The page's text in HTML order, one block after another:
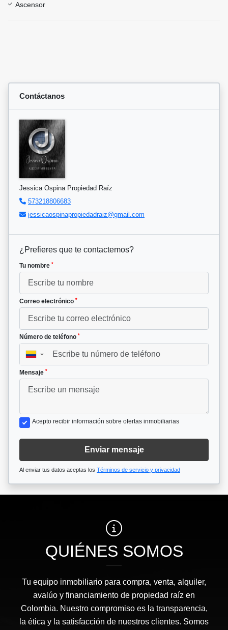
Ascensor
Contáctanos
Jessica Ospina Propiedad Raíz
573218806683
jessicaospinapropiedadraiz@gmail.com
¿Prefieres que te contactemos?
Tu nombre *
Correo electrónico *
Número de teléfono *
▼
Mensaje *
Acepto recibir información sobre ofertas inmobiliarias
Enviar mensaje
Al enviar tus datos aceptas los Términos de servicio y privacidad
QUIÉNES SOMOS
Tu equipo inmobiliario para compra, venta, alquiler,
avalúo y financiamiento de propiedad raíz en
Colombia. Nuestro compromiso es la transparencia,
la ética y la satisfacción de nuestros clientes. Somos